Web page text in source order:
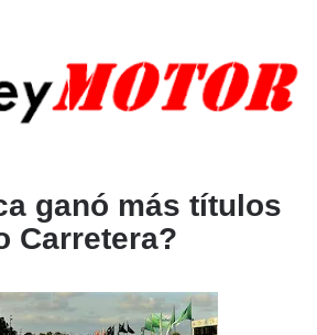
ganó más títulos
Carretera?